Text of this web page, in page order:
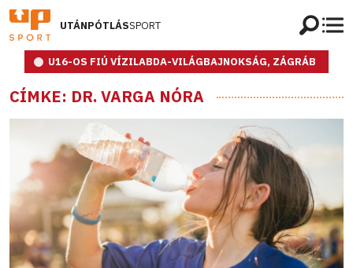
UTÁNPÓTLÁSSPORT
U16-OS FIÚ VÍZILABDA-VILÁGBAJNOKSÁG, ZÁGRÁB
CÍMKE: DR. VARGA NÓRA